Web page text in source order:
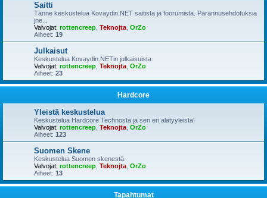
Saitti
Tänne keskustelua Kovaydin.NET saitista ja foorumista. Parannusehdotuksia
jne...
Valvojat: rottencreep Teknojta OrZo
Aiheet: 19
Julkaisut
Keskustelua Kovaydin.NETin julkaisuista.
Valvojat: rottencreep Teknojta OrZo
Aiheet: 23
Hardcore
Yleistä keskustelua
Keskustelua Hardcore Technosta ja sen eri alatyyleistä!
Valvojat: rottencreep Teknojta OrZo
Aiheet: 123
Suomen Skene
Keskustelua Suomen skenestä.
Valvojat: rottencreep Teknojta OrZo
Aiheet: 13
Tapahtumat